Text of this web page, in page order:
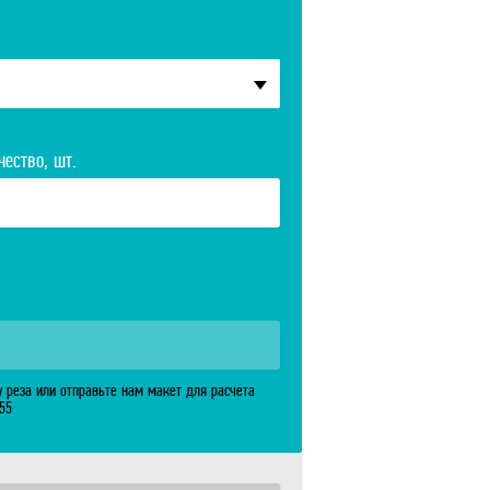
шт.
реза или отправьте нам макет для расчета